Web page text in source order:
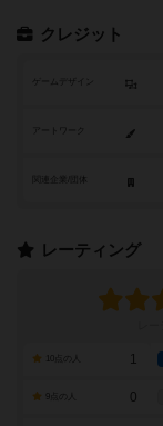
クレジット
ゲームデザイン
アートワーク
レーティング
1
0